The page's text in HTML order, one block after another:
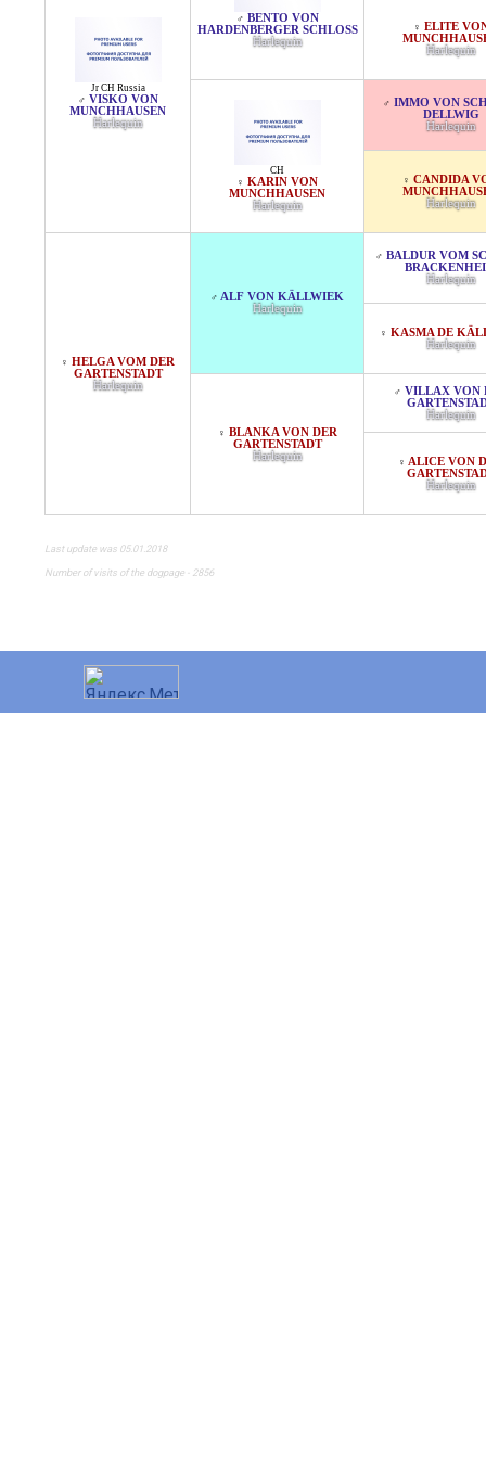
Jr CH Russia
♂ VISKO VON
MUNCHHAUSEN
Harlequin
♂ BENTO VON
HARDENBERGER SCHLOSS
Harlequin
♀ ELITE
Harlequin
CH
♀ KARIN VON
MUNCHHAUSEN
Harlequin
♂ IMMO VON
DELLWIG
Harlequin
♀ CANDIDA
Harlequin
♀ HELGA VOM DER
GARTENSTADT
Harlequin
♂ ALF VON KÄLLWIEK
Harlequin
♂ BALDUR VOM
Harlequin
♀ KASMA DE
Harlequin
♀ BLANKA VON DER
GARTENSTADT
Harlequin
♂ VILLAX VON
Harlequin
♀ ALICE VON
Harlequin
Last update was 05.01.2018
Number of visits of the dogpage - 2856